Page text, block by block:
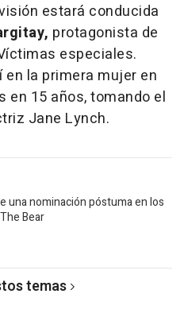
estará conducida
protagonista de
especiales.
la primera mujer en
15 años, tomando el
Jane Lynch.
una nominación póstuma en los
Bear
temas